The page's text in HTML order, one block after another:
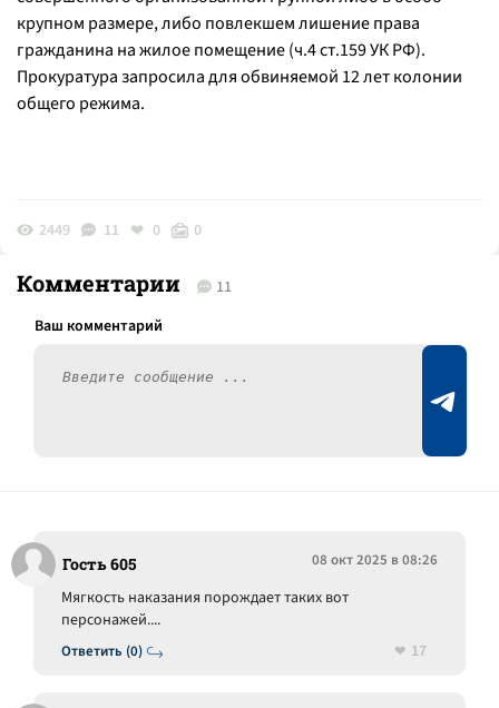
крупном размере, либо повлекшем лишение права
гражданина на жилое помещение (ч.4 ст.159 УК РФ).
Прокуратура запросила для обвиняемой 12 лет колонии
общего режима.
2449 11 0 0
Комментарии 11
Гость 605 08 окт 2025 в 08:26
Ответить (0)
Мягкость наказания порождает таких вот
персонажей....
17